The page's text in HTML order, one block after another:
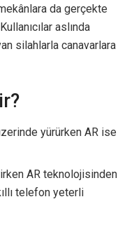
da gerçekte
aslında
silahlarla canavarlara
yürürken AR ise
AR teknolojisinden
telefon yeterli